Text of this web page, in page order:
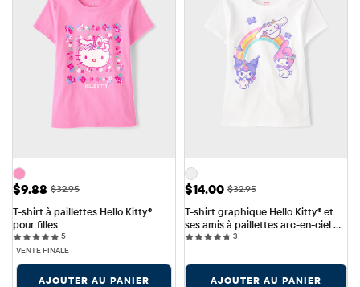
Prix ​​de vente: $9.88
$9.88 Prix ​​d'origine: $32.95
$32.95
T-shirt à paillettes Hello Kitty®
pour filles
55 reviews
VENTE FINALE
AJOUTER AU PANIER
Prix ​​de vente: $14.00
$14.00 Prix ​​d'origine: $32.95
$32.95
T-shirt graphique Hello Kitty® et
ses amis à paillettes arc-en-ciel
pour filles 33 reviews
AJOUTER AU PANIER